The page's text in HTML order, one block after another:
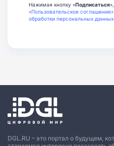
Нажимая кнопку «Подписаться
«Пользовательское соглашение»
обработки персональных данных
DGL.RU – это портал о будущем,